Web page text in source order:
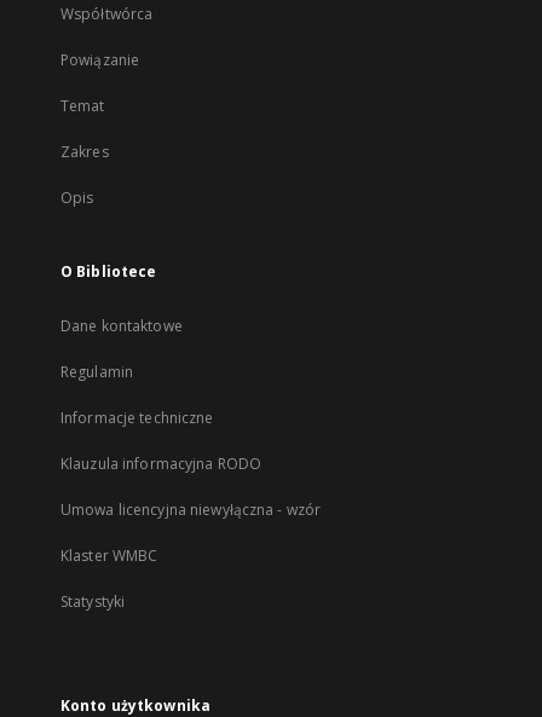
Współtwórca
Powiązanie
Temat
Zakres
Opis
O Bibliotece
Dane kontaktowe
Regulamin
Informacje techniczne
Klauzula informacyjna RODO
Umowa licencyjna niewyłączna - wzór
Klaster WMBC
Statystyki
Konto użytkownika